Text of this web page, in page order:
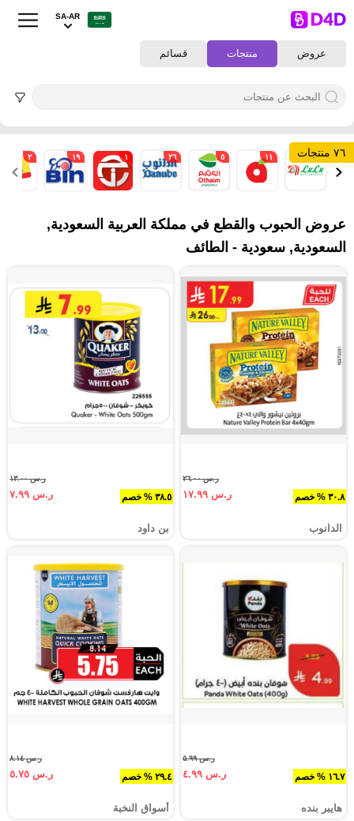
عروض منتجات قسائم
SA-AR
٧٦ منتجات ١ ١١ ٥ ٢٦ ١ ١٩ ٢
عروض الحبوب والقطع في مملكة العربية السعودية,
السعودية, سعودية - الطائف
٣٠.٨ % خصم
ر.س ٢٦.٠٠
ر.س ١٧.٩٩
الدانوب
٣٨.٥ % خصم
ر.س ١٣.٠٠
ر.س ٧.٩٩
بن داود
١٦.٧ % خصم
ر.س ٥.٩٩
ر.س ٤.٩٩
هايبر بنده
٢٩.٤ % خصم
ر.س ٨.١٤
ر.س ٥.٧٥
أسواق النخبة